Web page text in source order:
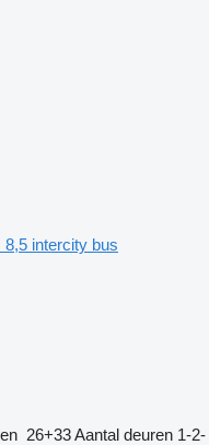
8,5 intercity bus
26+33Aantal deuren 1-2-